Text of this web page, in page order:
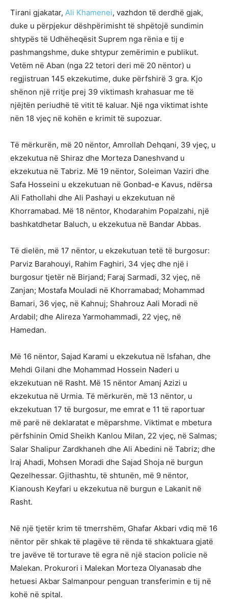
Tirani gjakatar, Ali Khamenei, vazhdon të derdhë gjak,
duke u përpjekur dëshpërimisht të shpëtojë sundimin
shtypës të Udhëheqësit Suprem nga rënia e tij e
pashmangshme, duke shtypur zemërimin e publikut.
Vetëm në Aban (nga 22 tetori deri më 20 nëntor) u
regjistruan 145 ekzekutime, duke përfshirë 3 gra. Kjo
shënon një rritje prej 39 viktimash krahasuar me të
njëjtën periudhë të vitit të kaluar. Një nga viktimat ishte
nën 18 vjeç në kohën e krimit të supozuar.
Të mërkurën, më 20 nëntor, Amrollah Dehqani, 39 vjeç, u
ekzekutua në Shiraz dhe Morteza Daneshvand u
ekzekutua në Tabriz. Më 19 nëntor, Soleiman Vaziri dhe
Safa Hosseini u ekzekutuan në Gonbad-e Kavus, ndërsa
Ali Fathollahi dhe Ali Pashayi u ekzekutuan në
Khorramabad. Më 18 nëntor, Khodarahim Popalzahi, një
bashkatdhetar Baluch, u ekzekutua në Bandar Abbas.
Të dielën, më 17 nëntor, u ekzekutuan tetë të burgosur:
Parviz Barahouyi, Rahim Faghiri, 34 vjeç dhe një i
burgosur tjetër në Birjand; Faraj Sarmadi, 32 vjeç, në
Zanjan; Mostafa Mouladi në Khorramabad; Mohammad
Bamari, 36 vjeç, në Kahnuj; Shahrouz Aali Moradi në
Ardabil; dhe Alireza Yarmohammadi, 22 vjeç, në
Hamedan.
Më 16 nëntor, Sajad Karami u ekzekutua në Isfahan, dhe
Mehdi Gilani dhe Mohammad Hossein Naderi u
ekzekutuan në Rasht. Më 15 nëntor Amanj Azizi u
ekzekutua në Urmia. Të mërkurën, më 13 nëntor, u
ekzekutuan 17 të burgosur, me emrat e 11 të raportuar
më parë në deklaratat e mëparshme. Viktimat e mbetura
përfshinin Omid Sheikh Kanlou Milan, 22 vjeç, në Salmas;
Salar Shalipur Zardkhaneh dhe Ali Abedini në Tabriz; dhe
Iraj Ahadi, Mohsen Moradi dhe Sajad Shoja në burgun
Qezelhessar. Gjithashtu, të shtunën, më 9 nëntor,
Kianoush Keyfari u ekzekutua në burgun e Lakanit në
Rasht.
Në një tjetër krim të tmerrshëm, Ghafar Akbari vdiq më 16
nëntor për shkak të plagëve të rënda të shkaktuara gjatë
tre javëve të torturave të egra në një stacion policie në
Malekan. Prokurori i Malekan Morteza Olyanasab dhe
hetuesi Akbar Salmanpour penguan transferimin e tij në
kohë në spital.